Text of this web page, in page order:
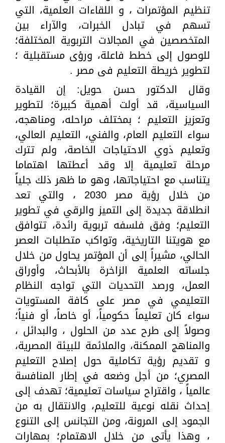
تنظيم المؤتمرات ، و اللقاءات العلمية، التي
تسهم في تبادل الخبرات، والآراء بين
المتخصصين في المجالات التربوية المختلفة؛
للوصول إلى خطط فاعلة، ورؤى مستقبلية ؛
لتطوير خريطة التعليم فى مصر .
وقال الدكتور حسن حويل: إن القيادة
السياسية، قد أولت أهمية كبيرة؛ لتطوير
وتعزيز التعليم ؛ بمختلف مراحله، ومناهجه،
سواء التعليم العام، والفني، التعليم العالي،
وتعليم ذوي الاحتياجات الخاصة، ولم تترك
مرحلة تعليمية إلا وقد أعطتها اهتماما
يتناسب مع احتياجاتها، وهو ما ظهر ذلك جلياً
من خلال رؤية مصر 2030 ، والتي تعد
انطلاقة جديدة إلى التميز والرقي في تطوير
التعليم؛ وفق فلسفه تربوية رائدة، تتوافق
مع هويتنا التاريخية، وتواكب متطلبات العصر
الحالي، مشيراً إلى أن المؤتمر يحاول من خلال
جلساته العلمية الزاخرة بالأبحاث، وأوراق
العمل، ورصد التحديات التي تواجه النظام
التعليمي في مصر على كافة المستويات
سواء كان تعليماً حكومياً، أو خاصاً، أو فنياً؛
وصولاً إلى طرح عدد من الحلول ، والبدائل ،
والمناهج الممكنة، والملائمة للبيئة المصرية،
و تقديم رؤية تكاملية حول إصلاح التعليم
المصري؛ من أجل وضعه في إطار المنافسة
عالمياً ، واقتراح سياسات تعليمية؛ تهدف إلى
إحداث نقله نوعية للتعليم، والانتقال به من
الجمود إلى المرونة، ومن التجانس إلى التنوع
، وهذا يأتي من خلال الاهتمام؛ بمهارات